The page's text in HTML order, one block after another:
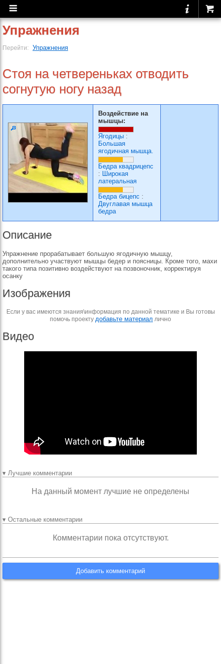
Упражнения
Перейти: Упражнения
Стоя на четвереньках отводить
согнутую ногу назад
Воздействие на
мышцы:
Ягодицы :
Большая
ягодичная мышца.
Бедра квадрицепс
: Широкая
латеральная
Бедра бицепс :
Двуглавая мышца
бедра
Описание
Упражнение прорабатывает большую ягодичную мышцу,
дополнительно участвуют мышцы бедер и поясницы. Кроме того, махи
такого типа позитивно воздействуют на позвоночник, корректируя
осанку
Изображения
Если у вас имеются знания\информация по данной тематике и Вы готовы
помочь проекту добавьте материал лично
Видео
▾ Лучшие комментарии
На данный момент лучшие не определены
▾ Остальные комментарии
Комментарии пока отсутствуют.
Добавить комментарий